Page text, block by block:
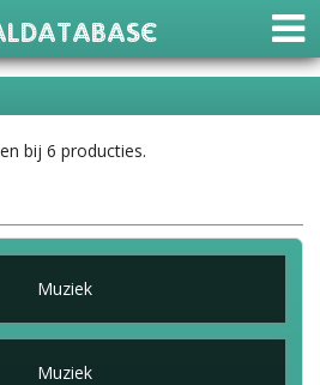
bij 6 producties.
Muziek
Muziek